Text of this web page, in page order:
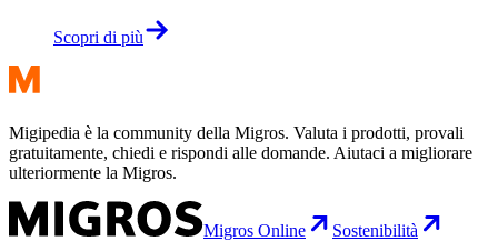
Scopri di più
Migipedia è la community della Migros. Valuta i prodotti, provali
gratuitamente, chiedi e rispondi alle domande. Aiutaci a migliorare
ulteriormente la Migros.
Migros Online
Sostenibilità